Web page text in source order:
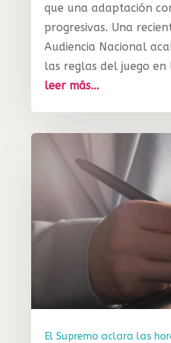
que una adaptación
progresivas. Una
Audiencia Nacional
las reglas del juego en
leer más...
El Supremo aclara las